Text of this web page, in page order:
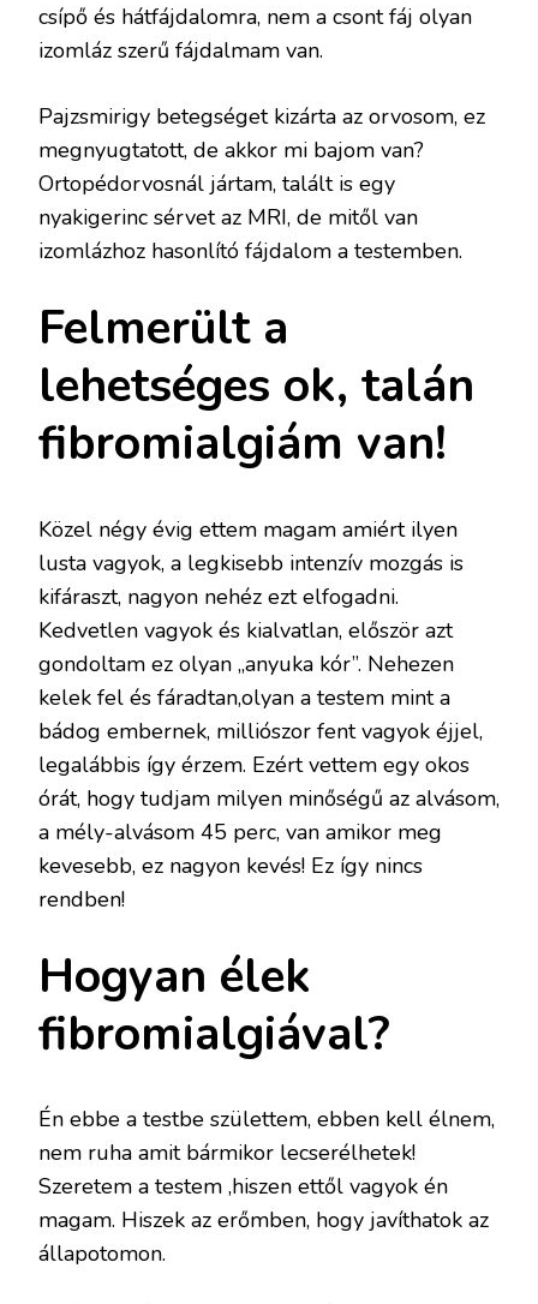
csípő és hátfájdalomra, nem a csont fáj olyan
izomláz szerű fájdalmam van.
Pajzsmirigy betegséget kizárta az orvosom, ez
megnyugtatott, de akkor mi bajom van?
Ortopédorvosnál jártam, talált is egy
nyakigerinc sérvet az MRI, de mitől van
izomlázhoz hasonlító fájdalom a testemben.
Felmerült a
lehetséges ok, talán
fibromialgiám van!
Közel négy évig ettem magam amiért ilyen
lusta vagyok, a legkisebb intenzív mozgás is
kifáraszt, nagyon nehéz ezt elfogadni.
Kedvetlen vagyok és kialvatlan, először azt
gondoltam ez olyan „anyuka kór”. Nehezen
kelek fel és fáradtan,olyan a testem mint a
bádog embernek, milliószor fent vagyok éjjel,
legalábbis így érzem. Ezért vettem egy okos
órát, hogy tudjam milyen minőségű az alvásom,
a mély-alvásom 45 perc, van amikor meg
kevesebb, ez nagyon kevés! Ez így nincs
rendben!
Hogyan élek
fibromialgiával?
Én ebbe a testbe születtem, ebben kell élnem,
nem ruha amit bármikor lecserélhetek!
Szeretem a testem ,hiszen ettől vagyok én
magam. Hiszek az erőmben, hogy javíthatok az
állapotomon.